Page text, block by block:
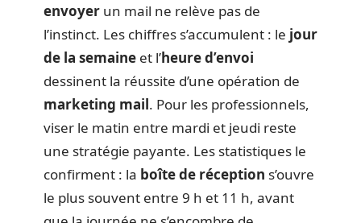
envoyer un mail ne relève pas de
l’instinct. Les chiffres s’accumulent : le jour
de la semaine et l’heure d’envoi
dessinent la réussite d’une opération de
marketing mail. Pour les professionnels,
viser le matin entre mardi et jeudi reste
une stratégie payante. Les statistiques le
confirment : la boîte de réception s’ouvre
le plus souvent entre 9 h et 11 h, avant